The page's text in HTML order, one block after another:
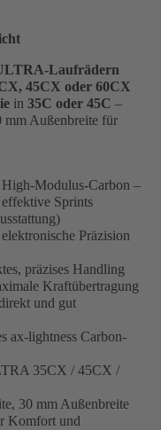
Laufrädern
45CX oder 60CX
in 35C oder 45C –
mm Außenbreite für
High-Modulus-Carbon –
Sprints
Präzision
präzises Handling
Kraftübertragung
und gut
ax-lightness Carbon-
35CX / 45CX /
30 mm Außenbreite
Komfort und